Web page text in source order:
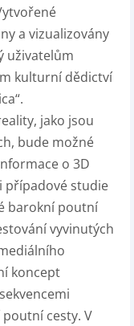
a vizualizovány
uživatelům
kulturní dědictví
jako jsou
bude možné
o 3D
případové studie
barokní poutní
vyvinutých
koncept
cesty. V